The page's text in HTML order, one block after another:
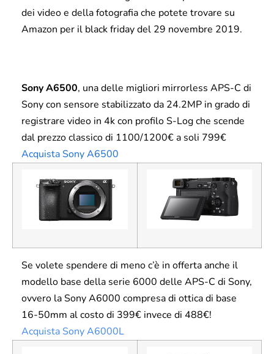
dei video e della fotografia che potete trovare su
Amazon per il black friday del 29 novembre 2019.
Sony A6500, una delle migliori mirrorless APS-C di
Sony con sensore stabilizzato da 24.2MP in grado di
registrare video in 4k con profilo S-Log che scende
dal prezzo classico di 1100/1200€ a soli 799€
Acquista Sony A6500
Se volete spendere di meno c’è in offerta anche il
modello base della serie 6000 delle APS-C di Sony,
ovvero la Sony A6000 compresa di ottica di base
16-50mm al costo di 399€ invece di 488€!​
Acquista Sony A6000L